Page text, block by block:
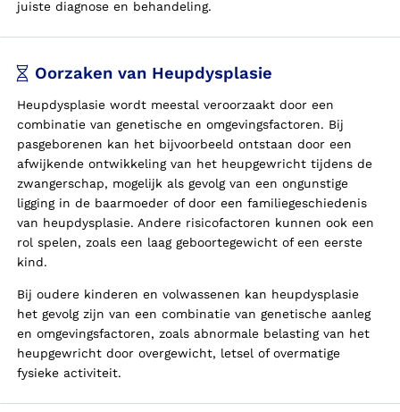
juiste diagnose en behandeling.
Oorzaken van Heupdysplasie
Heupdysplasie wordt meestal veroorzaakt door een
combinatie van genetische en omgevingsfactoren. Bij
pasgeborenen kan het bijvoorbeeld ontstaan door een
afwijkende ontwikkeling van het heupgewricht tijdens de
zwangerschap, mogelijk als gevolg van een ongunstige
ligging in de baarmoeder of door een familiegeschiedenis
van heupdysplasie. Andere risicofactoren kunnen ook een
rol spelen, zoals een laag geboortegewicht of een eerste
kind.
Bij oudere kinderen en volwassenen kan heupdysplasie
het gevolg zijn van een combinatie van genetische aanleg
en omgevingsfactoren, zoals abnormale belasting van het
heupgewricht door overgewicht, letsel of overmatige
fysieke activiteit.